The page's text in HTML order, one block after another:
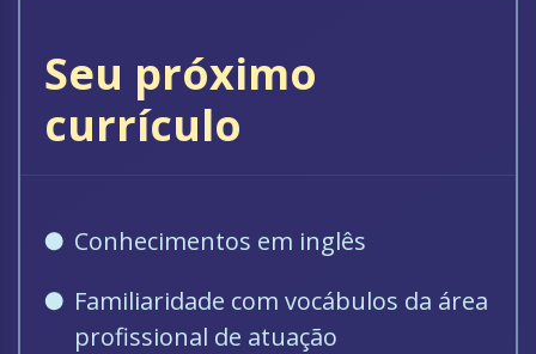
Seu próximo
currículo
Conhecimentos em inglês
Familiaridade com vocábulos da área
profissional de atuação